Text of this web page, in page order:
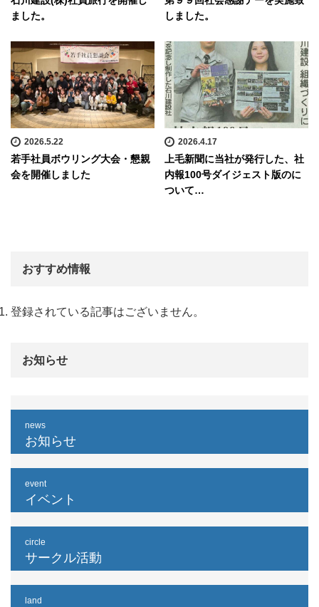
ました。
しました。
2026.5.22
若手社員ボウリング大会・懇親
会を開催しました
2026.4.17
上毛新聞に当社が発行した、社
内報100号ダイジェスト版のに
ついて…
おすすめ情報
登録されている記事はございません。
お知らせ
news
お知らせ
event
イベント
circle
サークル活動
land